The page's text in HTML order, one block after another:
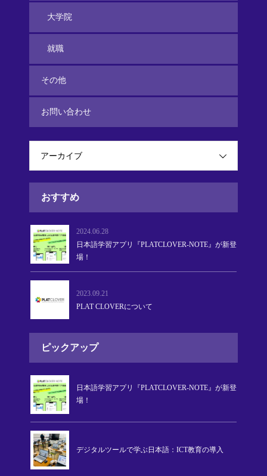
大学院
就職
その他
お問い合わせ
アーカイブ
おすすめ
2024.06.28
日本語学習アプリ『PLATCLOVER-NOTE』が新登
場！
2023.09.21
PLAT CLOVERについて
ピックアップ
日本語学習アプリ『PLATCLOVER-NOTE』が新登
場！
デジタルツールで学ぶ日本語：ICT教育の導入